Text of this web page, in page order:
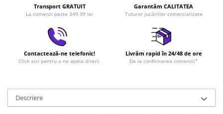
Transport GRATUIT
La comenzi peste 349.99 lei
Garantăm CALITATEA
Tuturor jucăriilor comercializate
Contactează-ne telefonic!
Click aici pentru a ne apela direct.
Livrăm rapid în 24/48 de ore
De la confirmarea comenzii*
Descriere